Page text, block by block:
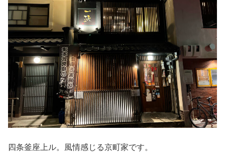
四条釜座上ル。風情感じる京町家です。